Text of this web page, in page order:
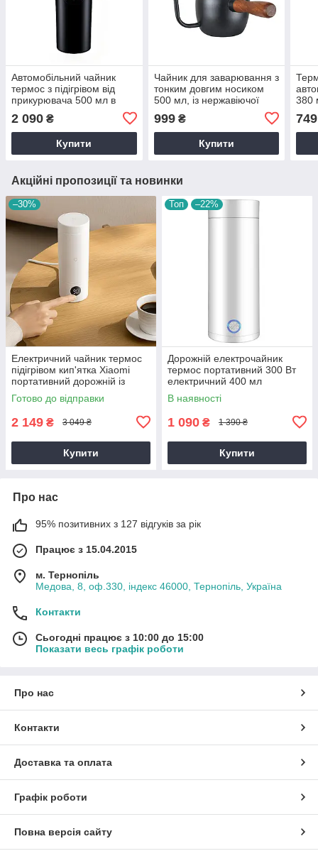
Автомобільний чайник
термос з підігрівом від
прикурювача 500 мл в
Чорна термокружка
нержавіюча сталь 12 / 24
2 090 ₴
Купити
Чайник для заварювання з
тонким довгим носиком
500 мл, із нержавіючої
чаю та кави,Чорний, для
плити для v60
999₴
Купити
380
749
Акційні пропозиції та новинки
–30%
Електричний чайник термос
підігрівом кип'ятка Xiaomi
портативний дорожній із
нержавійки 350 мл побутовий
Готово до відправки
2 149 ₴ 3 049 ₴
Купити
Топ –22%
Дорожній електрочайник
термос портативний 300 Вт
електричний 400 мл
живлення 220В із нержавійки
побутовий з підігрівом
В наявності
1 090 ₴ 1 390 ₴
Купити
Про нас
95% позитивних з 127 відгуків за рік
Працює з 15.04.2015
м. Тернопіль
Медова, 8, оф.330, індекс 46000, Тернопіль, Україна
Контакти
Сьогодні працює з 10:00 до 15:00
Показати весь графік роботи
Про нас
Контакти
Доставка та оплата
Графік роботи
Повна версія сайту